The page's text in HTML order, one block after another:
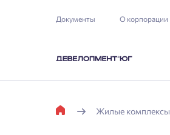
Документы О корпорации
Жилые комплексы